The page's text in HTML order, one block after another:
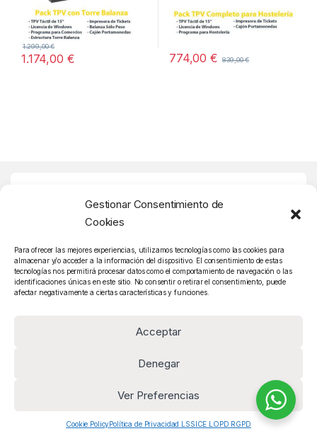
Gestionar Consentimiento de
Cookies
Para ofrecer las mejores experiencias, utilizamos tecnologías como las cookies para
almacenar y/o acceder a la información del dispositivo. El consentimiento de estas
tecnologías nos permitirá procesar datos como el comportamiento de navegación o las
identificaciones únicas en este sitio. No consentir o retirar el consentimiento, puede
afectar negativamente a ciertas características y funciones.
Acceptar
Denegar
Ver Preferencias
Cookie PolicyPolítica de Privacidad LSSICE LOPD RGPD
1.174,00 €
1.299,00€
774,00€ 839,00€
(+34) 93 485 43
64